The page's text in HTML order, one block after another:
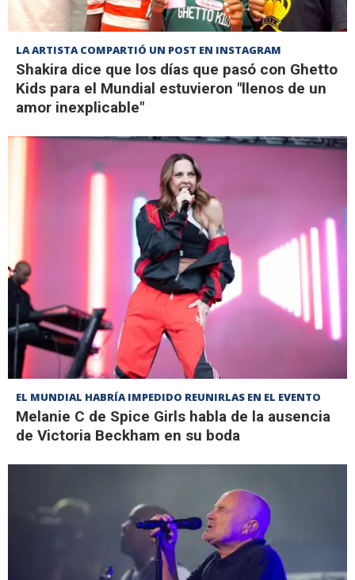
LA ARTISTA COMPARTIÓ UN POST EN INSTAGRAM
Shakira dice que los días que pasó con Ghetto
Kids para el Mundial estuvieron "llenos de un
amor inexplicable"
EL MUNDIAL HABRÍA IMPEDIDO REUNIRLAS EN EL EVENTO
Melanie C de Spice Girls habla de la ausencia
de Victoria Beckham en su boda